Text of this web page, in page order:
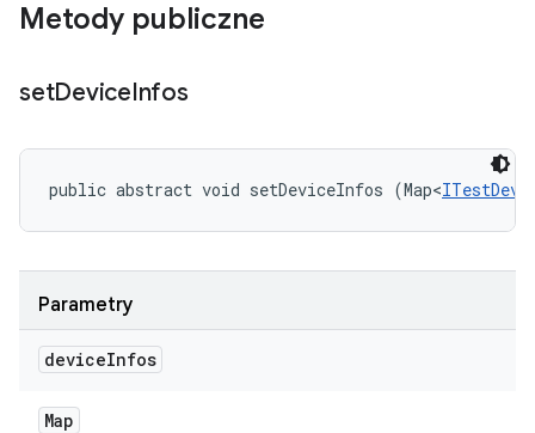
Metody publiczne
setDeviceInfos
public abstract void setDeviceInfos (Map<
Parametry
deviceInfos
Map